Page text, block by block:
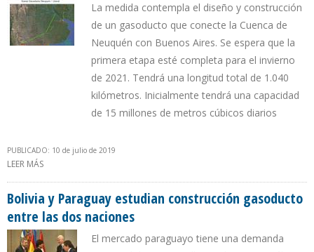
La medida contempla el diseño y construcción
de un gasoducto que conecte la Cuenca de
Neuquén con Buenos Aires. Se espera que la
primera etapa esté completa para el invierno
de 2021. Tendrá una longitud total de 1.040
kilómetros. Inicialmente tendrá una capacidad
de 15 millones de metros cúbicos diarios
PUBLICADO: 10 de julio de 2019
LEER MÁS
Bolivia y Paraguay estudian construcción gasoducto
entre las dos naciones
El mercado paraguayo tiene una demanda